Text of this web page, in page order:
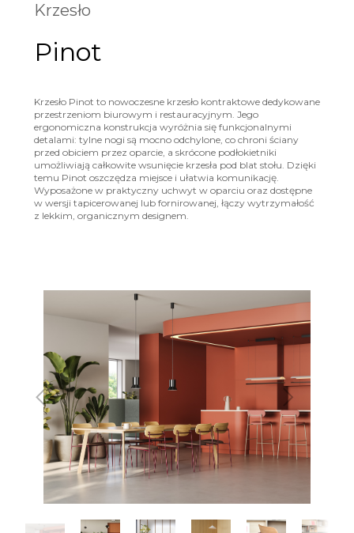
Krzesło
Pinot
Krzesło Pinot to nowoczesne krzesło kontraktowe dedykowane
przestrzeniom biurowym i restauracyjnym. Jego
ergonomiczna konstrukcja wyróżnia się funkcjonalnymi
detalami: tylne nogi są mocno odchylone, co chroni ściany
przed obiciem przez oparcie, a skrócone podłokietniki
umożliwiają całkowite wsunięcie krzesła pod blat stołu. Dzięki
temu Pinot oszczędza miejsce i ułatwia komunikację.
Wyposażone w praktyczny uchwyt w oparciu oraz dostępne
w wersji tapicerowanej lub fornirowanej, łączy wytrzymałość
z lekkim, organicznym designem.
Poprzedni Następny